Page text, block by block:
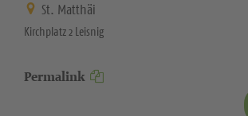
St. Matthäi
Kirchplatz 2 Leisnig
Permalink